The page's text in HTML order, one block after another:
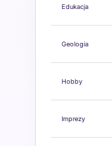
Edukacja
Geologia
Hobby
Imprezy